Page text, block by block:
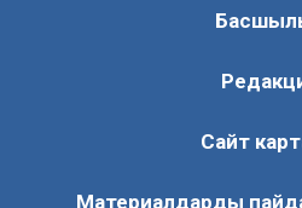
Сайт
Материалдарды